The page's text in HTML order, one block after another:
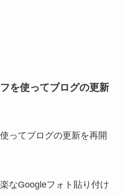
を使ってブログの更新
ってブログの更新を再開
なGoogleフォト貼り付け